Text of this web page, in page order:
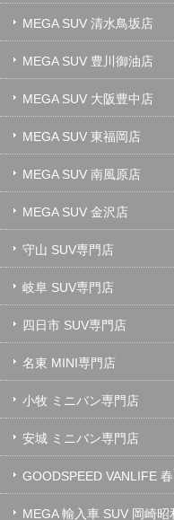
MEGA SUV 清水鳥坂店
MEGA SUV 豊川御油店
MEGA SUV 大阪豊中店
MEGA SUV 東福岡店
MEGA SUV 南風原店
MEGA SUV 金沢店
守山 SUV専門店
岐阜 SUV専門店
四日市 SUV専門店
名東 MINI専門店
小牧 ミニバン専門店
安城 ミニバン専門店
GOODSPEED VANLIFE
MEGA 輸入車 SUV 岡崎昭